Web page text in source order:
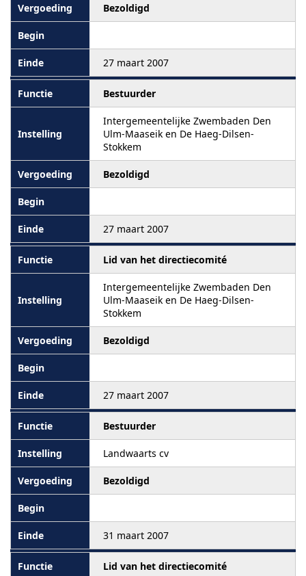
Bezoldigd
27 maart 2007
Bestuurder
Intergemeentelijke Zwembaden Den
Ulm-Maaseik en De Haeg-Dilsen-
Stokkem
Bezoldigd
27 maart 2007
Lid van het directiecomité
Intergemeentelijke Zwembaden Den
Ulm-Maaseik en De Haeg-Dilsen-
Stokkem
Bezoldigd
27 maart 2007
Bestuurder
Landwaarts cv
Bezoldigd
31 maart 2007
Lid van het directiecomité